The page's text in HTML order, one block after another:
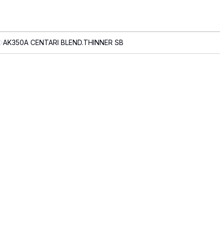
AK350A CENTARI BLEND.THINNER SB